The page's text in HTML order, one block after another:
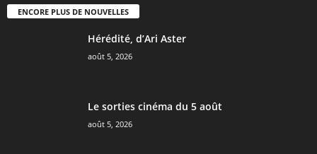
ENCORE PLUS DE NOUVELLES
Hérédité, d’Ari Aster
août 5, 2026
Le sorties cinéma du 5 août
août 5, 2026